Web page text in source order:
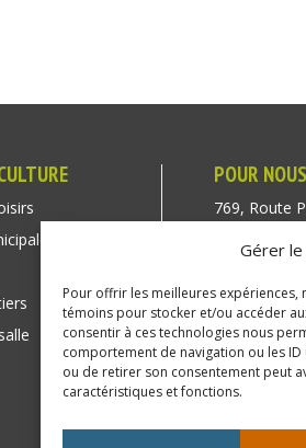
Gérer
Pour offrir les meilleures
témoins pour stocker et/ou accéder
consentir à ces technologies nous
comportement de navigation ou les
ou de retirer son consentement peut
caractéristiques et fonctions.
POUR
769, Route
Québec J0P
Téléphone :
Direction